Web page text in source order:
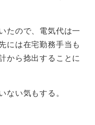
たので、電気代は一
には在宅勤務手当も
から捻出することに
ない気もする。